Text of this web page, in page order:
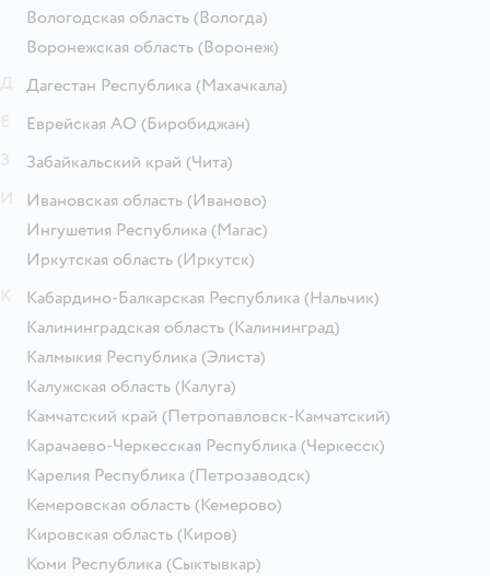
Вологодская область (Вологда)
Воронежская область (Воронеж)
Дагестан Республика (Махачкала)
Еврейская АО (Биробиджан)
Забайкальский край (Чита)
Ивановская область (Иваново)
Ингушетия Республика (Магас)
Иркутская область (Иркутск)
Кабардино-Балкарская Республика (Нальчик)
Калининградская область (Калининград)
Калмыкия Республика (Элиста)
Калужская область (Калуга)
Камчатский край (Петропавловск-Камчатский)
Карачаево-Черкесская Республика (Черкесск)
Карелия Республика (Петрозаводск)
Кемеровская область (Кемерово)
Кировская область (Киров)
Коми Республика (Сыктывкар)